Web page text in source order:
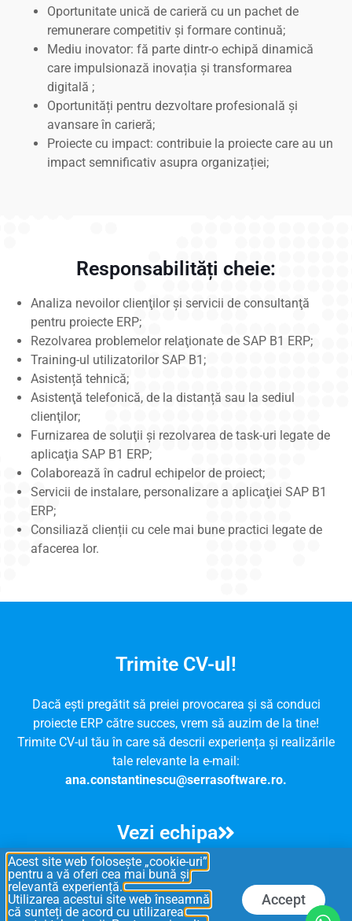
Oportunitate unică de carieră cu un pachet de
remunerare competitiv și formare continuă;
Mediu inovator: fă parte dintr-o echipă dinamică
care impulsionază inovația și transformarea
digitală ;
Oportunități pentru dezvoltare profesională și
avansare în carieră;
Proiecte cu impact: contribuie la proiecte care au un
impact semnificativ asupra organizației;
Responsabilități cheie:
Analiza nevoilor clienţilor şi servicii de consultanţă
pentru proiecte ERP;
Rezolvarea problemelor relaţionate de SAP B1 ERP;
Training-ul utilizatorilor SAP B1;
Asistență tehnică;
Asistenţă telefonică, de la distanță sau la sediul
clienţilor;
Furnizarea de soluţii şi rezolvarea de task-uri legate de
aplicaţia SAP B1 ERP;
Colaborează în cadrul echipelor de proiect;
Servicii de instalare, personalizare a aplicaţiei SAP B1
ERP;
Consiliază clienții cu cele mai bune practici legate de
afacerea lor.
Trimite CV-ul!
Dacă ești pregătit să preiei provocarea și să conduci
proiecte ERP către succes, vrem să auzim de la tine!
Trimite CV-ul tău în care să descrii experiența și realizările
tale relevante la e-mail:
ana.constantinescu@serrasoftware.ro.
Vezi echipa
Vizitează-ne pe serrasoftware.ro pentru mai multe detalii
despre echipa și valorile noastre!
Acest site web folosește „cookie-uri”
pentru a vă oferi cea mai bună și
relevantă experiență.
Utilizarea acestui site web înseamnă
că sunteți de acord cu utilizarea
Accept